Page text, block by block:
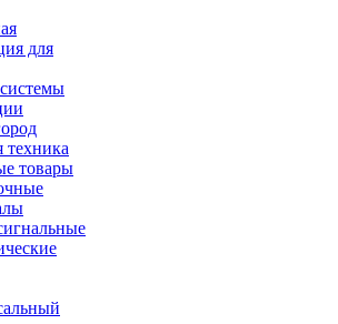
для
техника
товары